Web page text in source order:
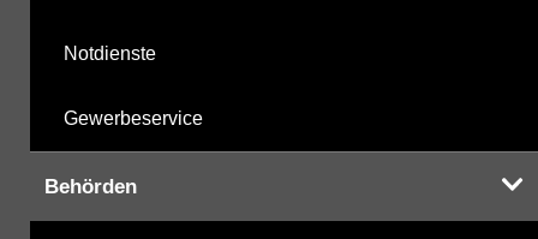
Notdienste
Gewerbeservice
Behörden